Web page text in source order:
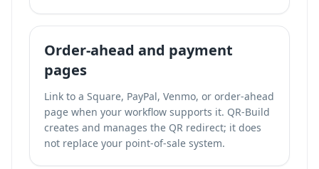
Order-ahead and payment
pages
Link to a Square, PayPal, Venmo, or order-ahead
page when your workflow supports it. QR-Build
creates and manages the QR redirect; it does
not replace your point-of-sale system.